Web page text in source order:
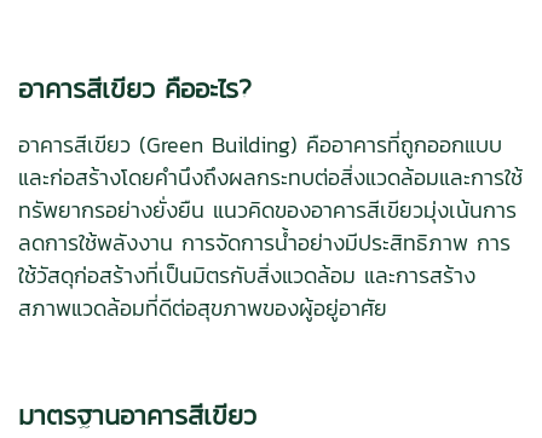
อาคารสีเขียว คืออะไร?
อาคารสีเขียว (Green Building) คืออาคารที่ถูกออกแบบ
และก่อสร้างโดยคำนึงถึงผลกระทบต่อสิ่งแวดล้อมและการใช้
ทรัพยากรอย่างยั่งยืน แนวคิดของอาคารสีเขียวมุ่งเน้นการ
ลดการใช้พลังงาน การจัดการน้ำอย่างมีประสิทธิภาพ การ
ใช้วัสดุก่อสร้างที่เป็นมิตรกับสิ่งแวดล้อม และการสร้าง
สภาพแวดล้อมที่ดีต่อสุขภาพของผู้อยู่อาศัย
มาตรฐานอาคารสีเขียว